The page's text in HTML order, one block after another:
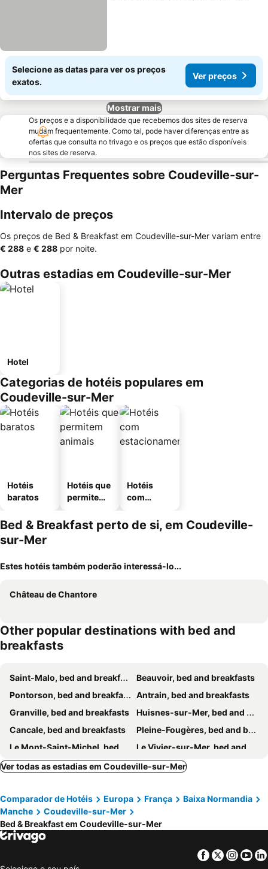
Selecione as datas para ver os preços
exatos.
Ver preços
Mostrar mais
Os preços e a disponibilidade que recebemos dos sites de reserva
mudam frequentemente. Como tal, pode haver diferenças entre as
ofertas que consulta no trivago e os preços que estão disponíveis
nos sites de reserva.
Perguntas Frequentes sobre Coudeville-sur-
Mer
Intervalo de preços
Os preços de Bed & Breakfast em Coudeville-sur-Mer variam entre
‎€ 288 e ‎€ 288 por noite.
Outras estadias em Coudeville-sur-Mer
Hotel
Categorias de hotéis populares em
Coudeville-sur-Mer
Hotéis
baratos
Hotéis que
permitem
Hotéis
com
mento
Bed & Breakfast perto de si, em Coudeville-
sur-Mer
Estes hotéis também poderão interessá-lo...
Château de Chantore
Other popular destinations with bed and
breakfasts
Saint-Malo, bed and breakfasts
Beauvoir, bed and breakfasts
Pontorson, bed and breakfasts
Antrain, bed and breakfasts
Granville, bed and breakfasts
Huisnes-sur-Mer, bed and breakfasts
Cancale, bed and breakfasts
Pleine-Fougères, bed and breakfasts
Le Mont-Saint-Michel, bed and breakfasts
Le Vivier-sur-Mer, bed and breakfasts
Saint-James, bed and breakfasts
Blainville-sur-Mer, bed and breakfasts
Roz-sur-Couesnon, bed and breakfasts
Avranches, bed and breakfasts
Saint-Pair-sur-Mer, bed and breakfasts
Courtils, bed and breakfasts
Dangy, bed and breakfasts
Ver todas as estadias em Coudeville-sur-Mer
Comparador de Hotéis Europa França
Baixa Normandia
Manche
Coudeville-sur-Mer
Bed & Breakfast em Coudeville-sur-Mer
Facebook
Twitter